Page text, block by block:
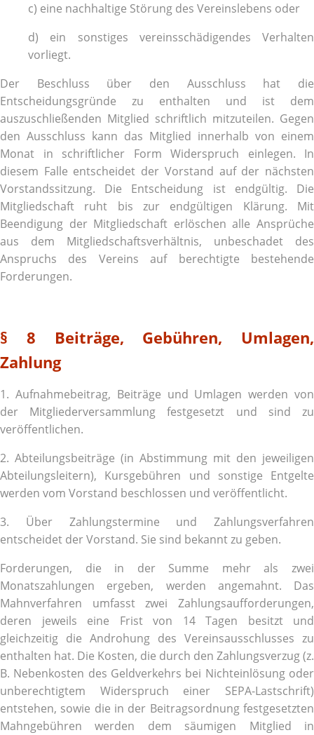
c) eine nachhaltige Störung des Vereinslebens oder
d) ein sonstiges vereinsschädigendes Verhalten
vorliegt.
Der Beschluss über den Ausschluss hat die
Entscheidungsgründe zu enthalten und ist dem
auszuschließenden Mitglied schriftlich mitzuteilen. Gegen
den Ausschluss kann das Mitglied innerhalb von einem
Monat in schriftlicher Form Widerspruch einlegen. In
diesem Falle entscheidet der Vorstand auf der nächsten
Vorstandssitzung. Die Entscheidung ist endgültig. Die
Mitgliedschaft ruht bis zur endgültigen Klärung. Mit
Beendigung der Mitgliedschaft erlöschen alle Ansprüche
aus dem Mitgliedschaftsverhältnis, unbeschadet des
Anspruchs des Vereins auf berechtigte bestehende
Forderungen.
§ 8 Beiträge, Gebühren, Umlagen,
Zahlung
1. Aufnahmebeitrag, Beiträge und Umlagen werden von
der Mitgliederversammlung festgesetzt und sind zu
veröffentlichen.
2. Abteilungsbeiträge (in Abstimmung mit den jeweiligen
Abteilungsleitern), Kursgebühren und sonstige Entgelte
werden vom Vorstand beschlossen und veröffentlicht.
3. Über Zahlungstermine und Zahlungsverfahren
entscheidet der Vorstand. Sie sind bekannt zu geben.
Forderungen, die in der Summe mehr als zwei
Monatszahlungen ergeben, werden angemahnt. Das
Mahnverfahren umfasst zwei Zahlungsaufforderungen,
deren jeweils eine Frist von 14 Tagen besitzt und
gleichzeitig die Androhung des Vereinsausschlusses zu
enthalten hat. Die Kosten, die durch den Zahlungsverzug (z.
B. Nebenkosten des Geldverkehrs bei Nichteinlösung oder
unberechtigtem Widerspruch einer SEPA-Lastschrift)
entstehen, sowie die in der Beitragsordnung festgesetzten
Mahngebühren werden dem säumigen Mitglied in